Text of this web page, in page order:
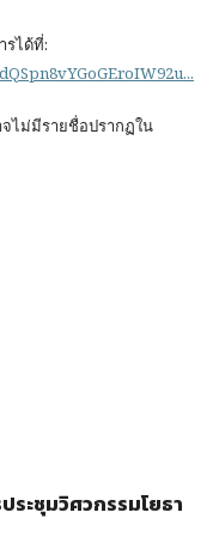
รได้ที่:
ไม่มีรายชื่อปรากฏใน
ระชุมวิศวกรรมโยธา